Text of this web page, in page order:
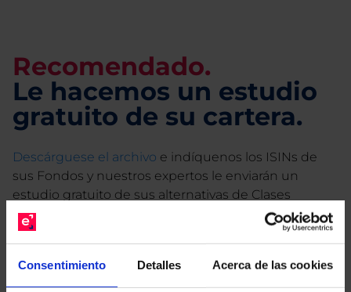
Consentimiento Detalles Acerca de las cookies
Recomendado.
Le hacemos un estudio
gratuito de su cartera.
Descárguese el archivo e indíquenos los ISINs de
sus Fondos y nuestros expertos le enviarán un
estudio gratuito de sus alternativas de Clases
Limpias con las que podrá ahorrar en sus costes.